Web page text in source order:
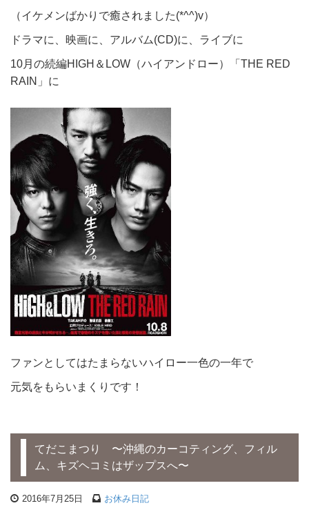
（イケメンばかりで癒されました(*^^)v）
ドラマに、映画に、アルバム(CD)に、ライブに
10月の続編HIGH＆LOW（ハイアンドロー）「THE RED
RAIN」に
ファンとしてはたまらないハイロー一色の一年で
元気をもらいまくりです！
てだこまつり 〜沖縄のカーコティング、フィル
ム、キズヘコミはザップスへ〜
2016年7月25日 お休み日記